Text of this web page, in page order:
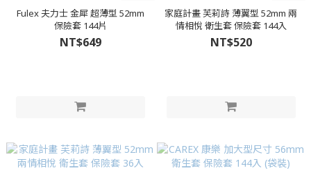
Fulex 夫力士 金犀 超薄型 52mm
保險套 144片
NT$649
家庭計畫 芙莉詩 薄翼型 52mm 兩
情相悅 衛生套 保險套 144入
NT$520